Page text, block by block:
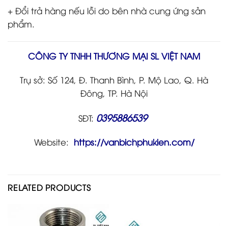
+ Đổi trả hàng nếu lỗi do bên nhà cung ứng sản
phẩm.
CÔNG TY TNHH THƯƠNG MẠI SL VIỆT NAM
Trụ sở: Số 124, Đ. Thanh Bình, P. Mộ Lao, Q. Hà
Đông, TP. Hà Nội
SĐT: 0395886539
Website: https://vanbichphukien.com/
RELATED PRODUCTS